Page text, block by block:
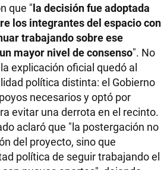
que "la decisión fue adoptada
los integrantes del espacio con
trabajando sobre ese
mayor nivel de consenso". No
explicación oficial quedó al
política distinta: el Gobierno
necesarios y optó por
evitar una derrota en el recinto.
aclaró que "la postergación no
del proyecto, sino que
política de seguir trabajando el